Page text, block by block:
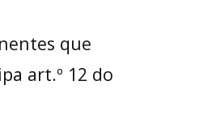
que
art.º 12 do